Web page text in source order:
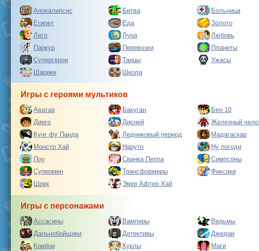
Апокалипсис Битва Больница
Египет
Еда Золото
Лего
Луна Любовь
Паркур
Перевозки Планеты
Супергерои
Танцы Ужасы
Шарики
Школа
Игры с героями мультиков
Аватар Бакуган Бен 10
Диего
Дисней Железный
Кунг фу Панда
Ледниковый период Мадагаскар
Монстр Хай
Наруто Ну погоди
Поу
Свинка Пеппа Симпсоны
Супермен
Трансформеры Фиксики
Шрек
Эвер Афтер Хай
Игры с персонажами
Ассасины Вампиры Ведьмы
Дальнобойщики
Детективы Джедаи
Ковбои
Куклы Маги